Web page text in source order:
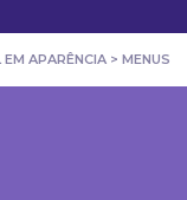
APARÊNCIA > MENUS